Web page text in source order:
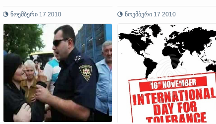
ნოემბერი 17 2010 ნოემბერი 17 2010